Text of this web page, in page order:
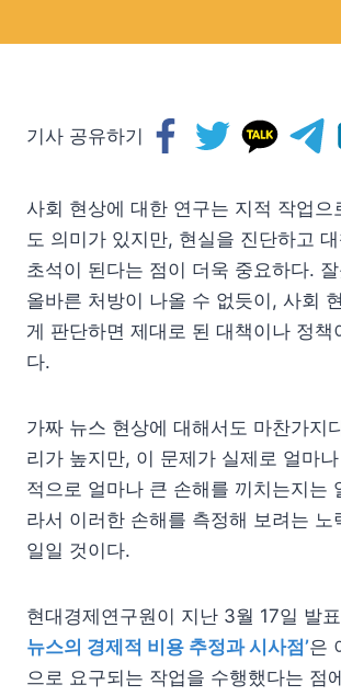
기사 공유하기
사회 현상에 대한 연구는 지적 작업으
도 의미가 있지만, 현실을 진단하고
초석이 된다는 점이 더욱 중요하다.
올바른 처방이 나올 수 없듯이, 사회
게 판단하면 제대로 된 대책이나 정책
다.
가짜 뉴스 현상에 대해서도 마찬가지
리가 높지만, 이 문제가 실제로 얼마
적으로 얼마나 큰 손해를 끼치는지는
라서 이러한 손해를 측정해 보려는 노
일일 것이다.
현대경제연구원이 지난 3월 17일 발
뉴스의 경제적 비용 추정과 시사점’은
으로 요구되는 작업을 수행했다는 점